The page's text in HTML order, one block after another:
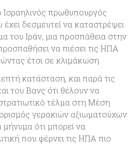
πρωθυπουργός
δεσμευτεί να καταστρέψει
του Ιράν, μια προσπάθεια στην
να πιέσει τις ΗΠΑ
έτσι σε κλιμάκωση.
κατάσταση, και παρά τις
του Βανς ότι θέλουν να
τέλμα στη Μέση
γερακιών αξιωματούχων
ότι μπορεί να
που φέρνει τις ΗΠΑ πιο